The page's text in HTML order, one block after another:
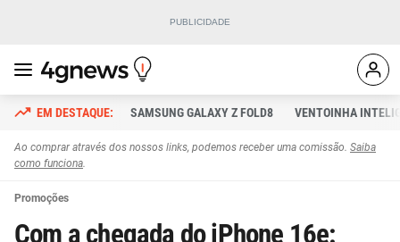
SAMSUNG GALAXY Z FOLD8 VENTOINHA
Ao comprar através dos nossos links, podemos receber uma comissão. Saiba
como funciona.
Promoções
Com a chegada do iPhone 16e: